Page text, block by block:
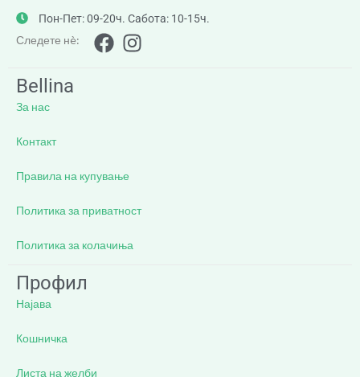
Пон-Пет: 09-20ч. Сабота: 10-15ч.
Следете нè:
Bellina
За нас
Контакт
Правила на купување
Политика за приватност
Политика за колачиња
Профил
Најава
Кошничка
Листа на желби